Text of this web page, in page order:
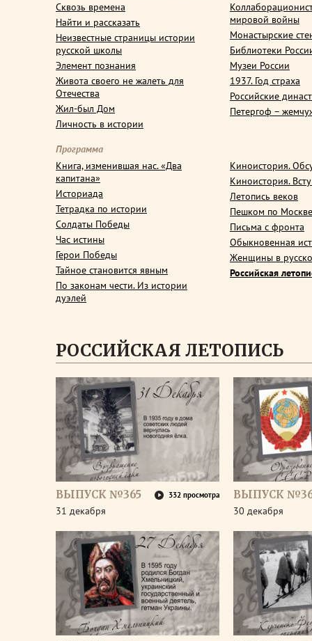
Сквозь времена
Найти и рассказать
Неизвестные страницы истории
русской школы
Элемент познания
Живота своего не жалеть для
Отечества
Жил-был Дом
Личность в истории
мировой войны
Монастырские
Библиотеки
Музеи России
1937. Год страха
Российские
Петергоф –
Программа
Книга, изменившая нас. «Два
капитана»
Историада
Тетрадка по истории
Солдаты Победы
Час истины
Герои Победы
Тайное становится явным
По законам чести. Из истории
дуэлей
Киноистория.
Киноистория.
Летопись веков
Пешком по Москве
Письма с фронта
Обыкновенная
Женщины в
Российская
РОССИЙСКАЯ ЛЕТОПИСЬ
ВЫПУСК №365 332 просмотра
31 декабря
ВЫПУСК
30 декабря